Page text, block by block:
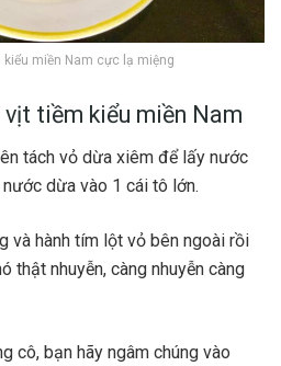
miền Nam cực lạ miệng
tiềm kiểu miền Nam
tách vỏ dừa xiêm để lấy nước
dừa vào 1 cái tô lớn.
và hành tím lột vỏ bên ngoài rồi
thật nhuyễn, càng nhuyễn càng
cô, bạn hãy ngâm chúng vào